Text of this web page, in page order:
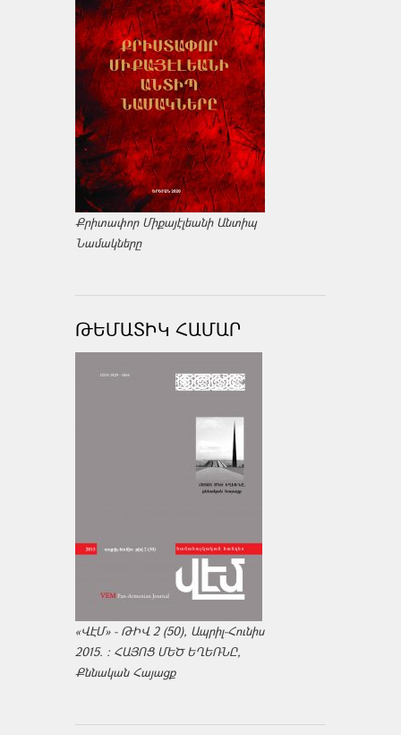
Քրիտափոր Միքայէլեանի Անտիպ
Նամակները
ԹԵՄԱՏԻԿ ՀԱՄԱՐ
«ՎԷՄ» - ԹԻՎ 2 (50), Ապրիլ-Հունիս
2015. : ՀԱՅՈՑ ՄԵԾ ԵՂԵՌՆԸ,
Քննական Հայացք